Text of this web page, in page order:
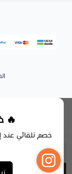
🔥
خصم تلقائي عند